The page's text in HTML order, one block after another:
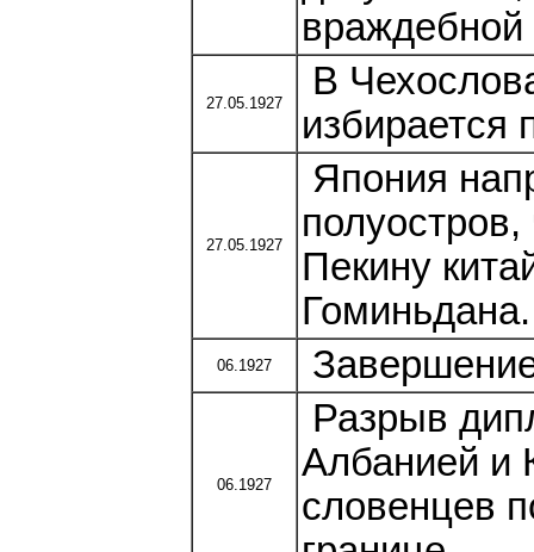
враждебной
27.05.1927
В
избирается
27.05.1927
Япония
Пекину
Гоминьдана.
06.1927
06.1927
Разрыв
Албанией и
словенцев